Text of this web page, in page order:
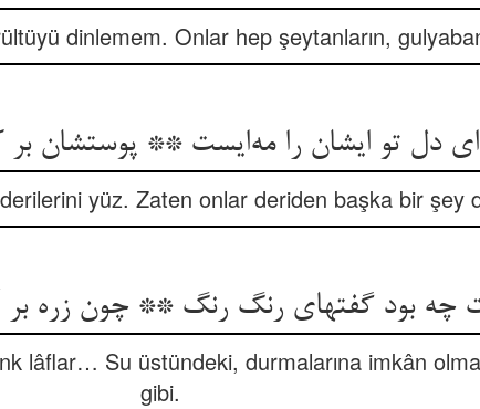
dinlemem. Onlar hep şeytanların,
yüz. Zaten onlar deriden başka bir şey
lâflar… Su üstündeki, durmalarına imkân
gibi.